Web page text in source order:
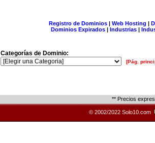
Registro de Dominios| Web Hosting |
Dominios Expirados | Industrias |
Categorías de Dominio:
[Pág.
** Precios
© 2002/2022 Solo10.com